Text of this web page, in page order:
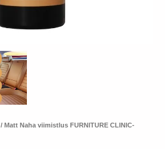
/ Matt Naha viimistlus FURNITURE CLINIC-